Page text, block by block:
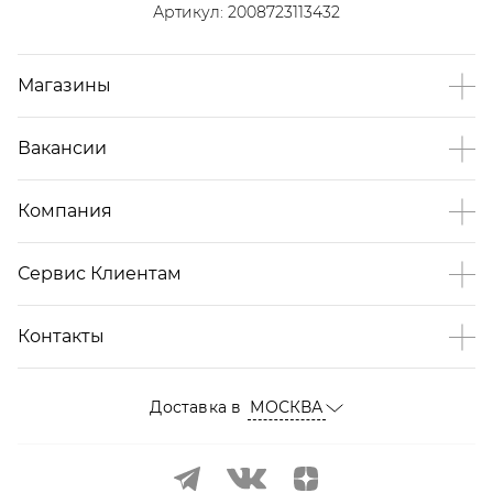
Артикул: 2008723113432
Магазины
Вакансии
Компания
Сервис Клиентам
Контакты
Доставка в МОСКВА